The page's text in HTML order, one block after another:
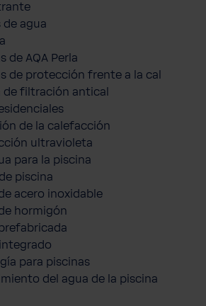
de agua
de AQA Perla
de protección frente a la cal
de filtración antical
de la calefacción
ultravioleta
para la piscina
piscina
acero inoxidable
hormigón
para piscinas
del agua de la piscina